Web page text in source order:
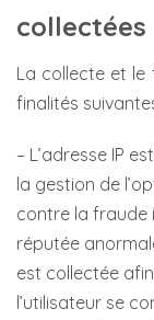
collectées
La collecte et le
finalités
– L’adresse IP
la gestion de
contre la fraude
réputée
est collectée
l’utilisateur se